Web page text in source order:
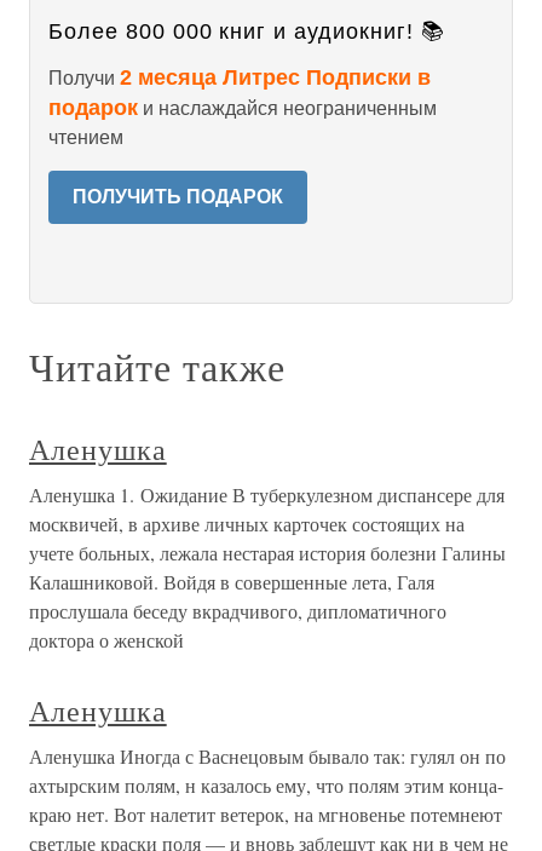
Более 800 000 книг и аудиокниг! 📚
Получи 2 месяца Литрес Подписки в
подарок и наслаждайся неограниченным
чтением
ПОЛУЧИТЬ ПОДАРОК
Читайте также
Аленушка
Аленушка 1. Ожидание В туберкулезном диспансере для
москвичей, в архиве личных карточек состоящих на
учете больных, лежала нестарая история болезни Галины
Калашниковой. Войдя в совершенные лета, Галя
прослушала беседу вкрадчивого, дипломатичного
доктора о женской
Аленушка
Аленушка Иногда с Васнецовым бывало так: гулял он по
ахтырским полям, н казалось ему, что полям этим конца-
краю нет. Вот налетит ветерок, на мгновенье потемнеют
светлые краски поля — и вновь заблещут как ни в чем не